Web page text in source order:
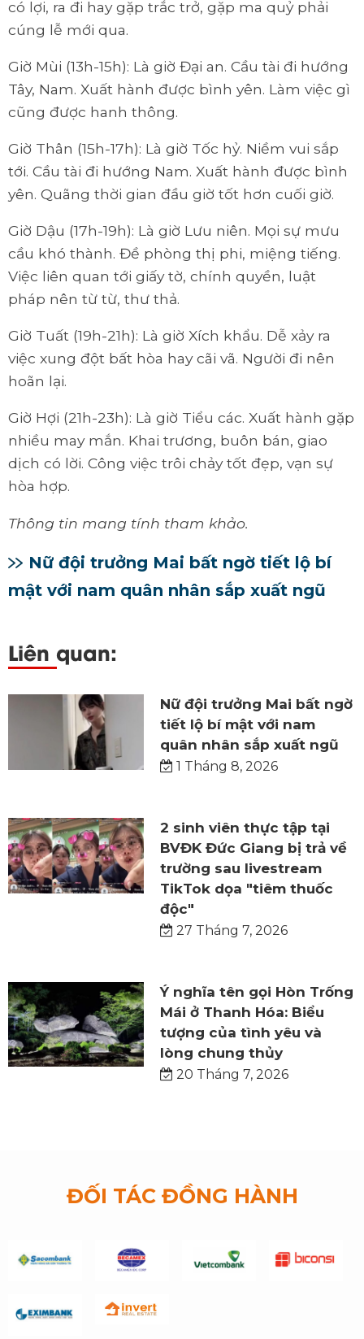
có lợi, ra đi hay gặp trắc trở, gặp ma quỷ phải
cúng lễ mới qua.
Giờ Mùi (13h-15h): Là giờ Đại an. Cầu tài đi hướng
Tây, Nam. Xuất hành được bình yên. Làm việc gì
cũng được hanh thông.
Giờ Thân (15h-17h): Là giờ Tốc hỷ. Niềm vui sắp
tới. Cầu tài đi hướng Nam. Xuất hành được bình
yên. Quãng thời gian đầu giờ tốt hơn cuối giờ.
Giờ Dậu (17h-19h): Là giờ Lưu niên. Mọi sự mưu
cầu khó thành. Đề phòng thị phi, miệng tiếng.
Việc liên quan tới giấy tờ, chính quyền, luật
pháp nên từ từ, thư thả.
Giờ Tuất (19h-21h): Là giờ Xích khẩu. Dễ xảy ra
việc xung đột bất hòa hay cãi vã. Người đi nên
hoãn lại.
Giờ Hợi (21h-23h): Là giờ Tiểu các. Xuất hành gặp
nhiều may mắn. Khai trương, buôn bán, giao
dịch có lời. Công việc trôi chảy tốt đẹp, vạn sự
hòa hợp.
Thông tin mang tính tham khảo.
Nữ đội trưởng Mai bất ngờ tiết lộ bí
mật với nam quân nhân sắp xuất ngũ
Liên quan:
Nữ đội trưởng Mai bất ngờ
tiết lộ bí mật với nam
quân nhân sắp xuất ngũ
1 Tháng 8, 2026
2 sinh viên thực tập tại
BVĐK Đức Giang bị trả về
trường sau livestream
TikTok dọa "tiêm thuốc
độc"
27 Tháng 7, 2026
Ý nghĩa tên gọi Hòn Trống
Mái ở Thanh Hóa: Biểu
tượng của tình yêu và
lòng chung thủy
20 Tháng 7, 2026
ĐỐI TÁC ĐỒNG HÀNH